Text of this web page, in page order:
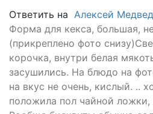
Ответить на Алексей
Форма для кекса, большая,
(прикреплено фото
корочка, внутри белая
засушились. На блюдо на
на вкус не очень, кислый. ..
положила пол чайной ложки,